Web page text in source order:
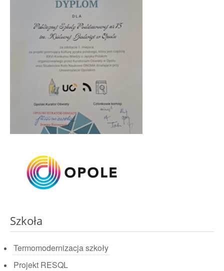
Szkoła
Termomodernizacja szkoły
Projekt RESQL